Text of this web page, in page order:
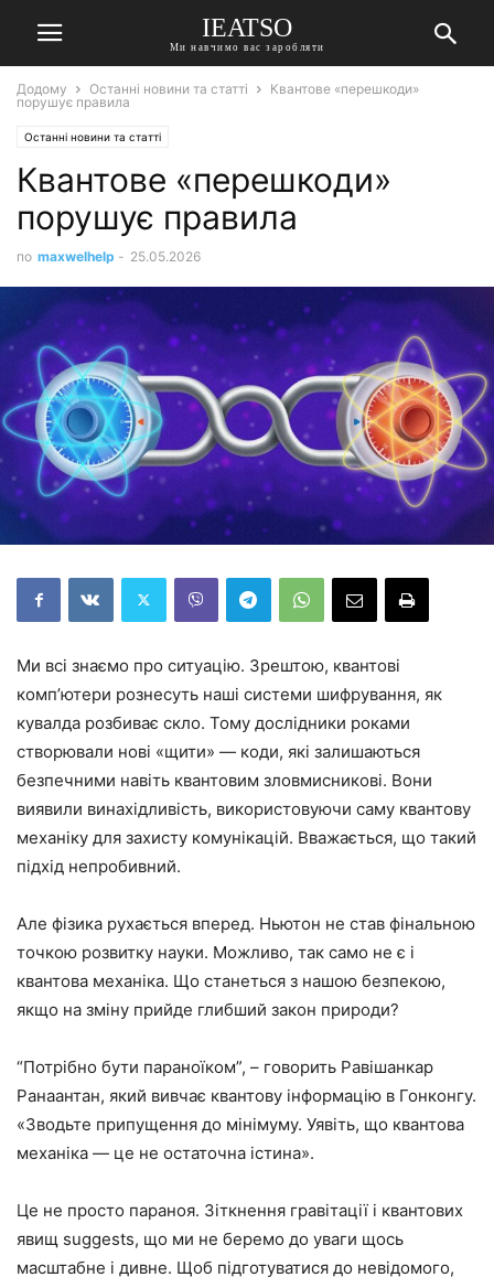
IEATSO
Ми навчимо вас заробляти
Додому Останні новини та статті
Квантове «перешкоди»
порушує правила
Останні новини та статті
Квантове «перешкоди»
порушує правила
по maxwelhelp - 25.05.2026
Ми всі знаємо про ситуацію. Зрештою, квантові
комп’ютери рознесуть наші системи шифрування, як
кувалда розбиває скло. Тому дослідники роками
створювали нові «щити» — коди, які залишаються
безпечними навіть квантовим зловмисникові. Вони
виявили винахідливість, використовуючи саму квантову
механіку для захисту комунікацій. Вважається, що такий
підхід непробивний.
Але фізика рухається вперед. Ньютон не став фінальною
точкою розвитку науки. Можливо, так само не є і
квантова механіка. Що станеться з нашою безпекою,
якщо на зміну прийде глибший закон природи?
“Потрібно бути параноїком”, – говорить Равішанкар
Ранаантан, який вивчає квантову інформацію в Гонконгу.
«Зводьте припущення до мінімуму. Уявіть, що квантова
механіка — це не остаточна істина».
Це не просто параноя. Зіткнення гравітації і квантових
явищ suggests, що ми не беремо до уваги щось
масштабне і дивне. Щоб підготуватися до невідомого,